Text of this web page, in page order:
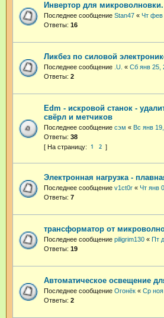
Инвертор для микроволновки.
Последнее сообщение Stan47 « Чт фев
Ответы: 16
Ликбез по силовой
Последнее сообщение .U. « Сб янв 25,
Ответы: 2
Edm - искровой станок -
свёрл и метчиков
Последнее сообщение сэм « Вс янв
Ответы: 38
1 2
Электронная нагрузка -
Последнее сообщение v1ct0r « Чт янв
Ответы: 7
трансформатор от
Последнее сообщение piligrim130 « Пт
Ответы: 19
Автоматическое освещение
Последнее сообщение Огонёк « Ср ноя
Ответы: 2